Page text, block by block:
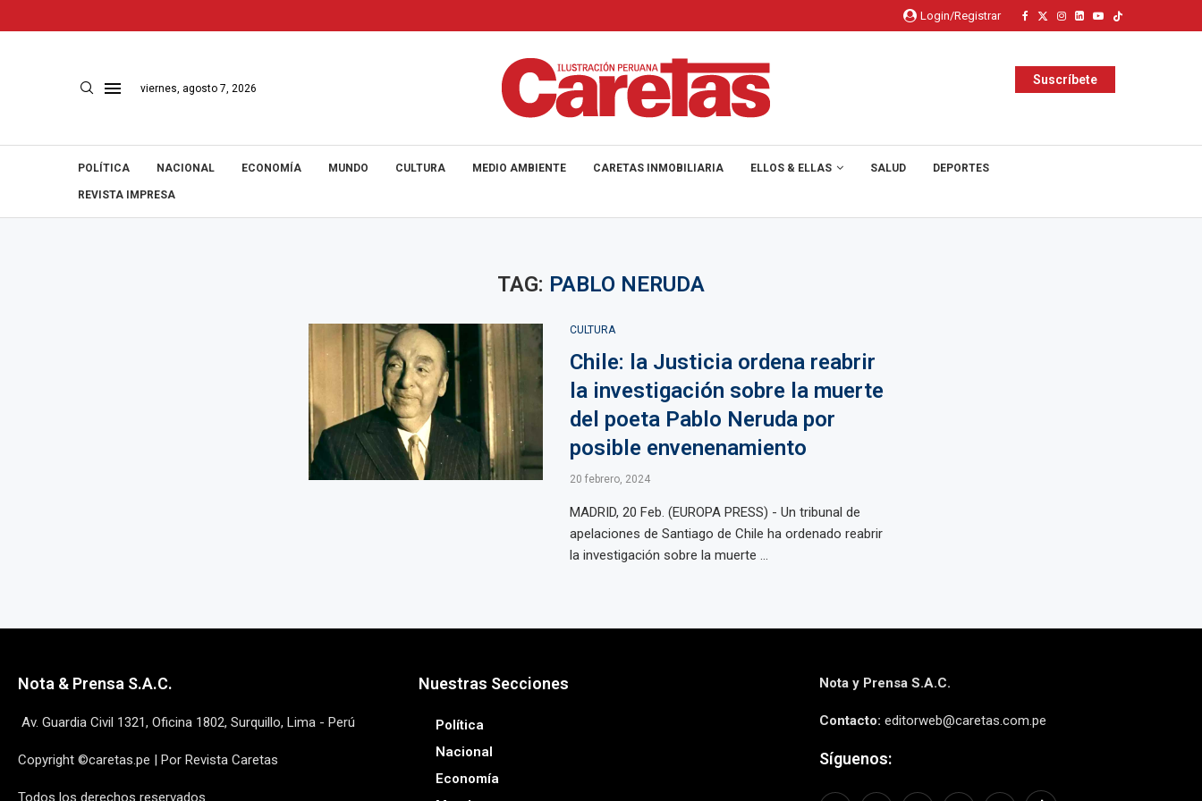
Login/Registrar
viernes, agosto 7, 2026
Suscríbete
POLÍTICA NACIONAL ECONOMÍA MUNDO CULTURA MEDIO AMBIENTE CARETAS INMOBILIARIA ELLOS & ELLAS SALUD DEPORTES
REVISTA IMPRESA
TAG: PABLO NERUDA
CULTURA
Chile: la Justicia ordena reabrir
la investigación sobre la muerte
del poeta Pablo Neruda por
posible envenenamiento
20 febrero, 2024
MADRID, 20 Feb. (EUROPA PRESS) - Un tribunal de
apelaciones de Santiago de Chile ha ordenado reabrir
la investigación sobre la muerte ...
Nota & Prensa S.A.C.
Av. Guardia Civil 1321, Oficina 1802, Surquillo, Lima - Perú
Copyright ©caretas.pe | Por Revista Caretas
Todos los derechos reservados
Nuestras Secciones
Política
Nacional
Economía
Nota y Prensa S.A.C.
Contacto: editorweb@caretas.com.pe
Síguenos: